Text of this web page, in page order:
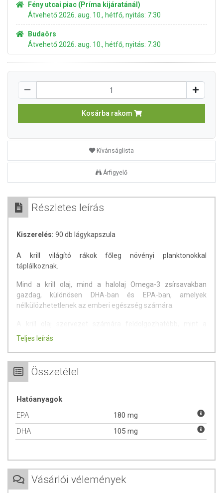
Fény utcai piac (Príma kijáratánál)
Átvehető 2026. aug. 10., hétfő, nyitás: 7:30
Budaörs
Átvehető 2026. aug. 10., hétfő, nyitás: 7:30
Kosárba rakom
Kívánságlista
Árfigyelő
Részletes leírás
Kiszerelés: 90 db lágykapszula
A krill világító rákok főleg növényi planktonokkal
táplálkoznak.
Mind a krill olaj, mind a halolaj Omega-3 zsírsavakban
gazdag, különösen DHA-ban és EPA-ban, amelyek
nélkülözhetetlenek az emberi egészség számára.
halolaj.
Sok embernél gondot okoz a halolaj emésztése. Nekik kiváló
alternatíva a krill olaj.
A rákolajban nagyon sok a természetes antioxidáns amik
piros, zsírban oldódó festékanyag, amely algákban,
lazacban, rákokban található meg.
Hatóanyag 3db gélkapszulában
Krill olaj 1500 mg
EPA 180 mg
DHA 105 mg
Asztaxantin 300µg
Teljes leírás
Összetétel
Hatóanyagok
EPA
180 mg
DHA
105 mg
Vásárlói vélemények